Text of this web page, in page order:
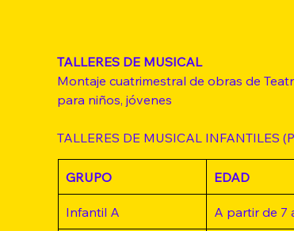
TALLERES DE MUSICAL
Montaje cuatrimestral de obras de
para niños, jóvenes
TALLERES DE MUSICAL INFANTILES
GRUPO EDAD
Infantil A A partir de 7